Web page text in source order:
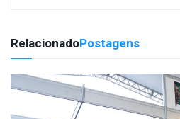
RelacionadoPostagens